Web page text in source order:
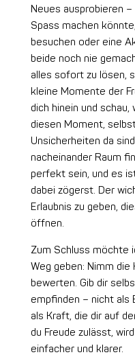
Neues ausprobieren
Spass machen
besuchen oder eine
beide noch nie
alles sofort zu lösen,
kleine Momente der
dich hinein und
diesen Moment,
Unsicherheiten da
nacheinander Raum
perfekt sein, und es
dabei zögerst. Der
Erlaubnis zu geben,
öffnen.
Zum Schluss möchte
Weg geben: Nimm die
bewerten. Gib dir
empfinden – nicht als
als Kraft, die dir auf
du Freude zulässt,
einfacher und klarer.